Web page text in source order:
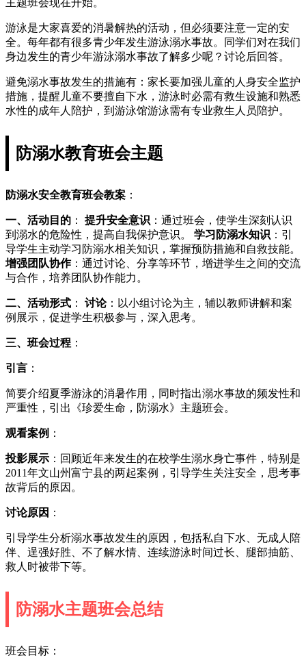
游泳是大家喜爱的消暑解热的活动，但必须要注意一定的安
全。每年都有很多青少年发生游泳溺水事故。同学们对在我们
身边发生的青少年游泳溺水事故了解多少呢？讨论后回答。
避免溺水事故发生的措施有：家长要加强儿童的人身安全监护
措施，提醒儿童不要擅自下水，游泳时必需有救生设施和熟悉
水性的成年人陪护，到游泳馆游泳需有专业救生人员陪护。
防溺水教育班会主题
防溺水安全教育班会教案 ：
一、活动目的 ： 提升安全意识 ：通过班会，使学生深刻认识
到溺水的危险性，提高自我保护意识。 学习防溺水知识 ：引
导学生主动学习防溺水相关知识，掌握预防措施和自救技能。
增强团队协作：通过讨论、分享等环节，增进学生之间的交流
与合作，培养团队协作能力。
二、活动形式 ： 讨论：以小组讨论为主，辅以教师讲解和案
例展示，促进学生积极参与，深入思考。
三、班会过程 ：
引言 ：
简要介绍夏季游泳的消暑作用，同时指出溺水事故的频发性和
严重性，引出《珍爱生命，防溺水》主题班会。
观看案例 ：
投影展示 ：回顾近年来发生的在校学生溺水身亡事件，特别是
2011年文山州富宁县的两起案例，引导学生关注安全，思考事
故背后的原因。
讨论原因 ：
引导学生分析溺水事故发生的原因，包括私自下水、无成人陪
伴、逞强好胜、不了解水情、连续游泳时间过长、腿部抽筋、
救人时被带下等。
防溺水主题班会总结
班会目标：